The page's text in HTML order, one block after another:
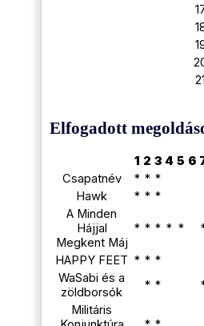
Elfogadott
1 2 3 4 5 6
Csapatnév
* * *
Hawk
* * *
A Minden
Hájjal
Megkent Máj
* * * * *
HAPPY FEET * * *
WaSabi és a
zöldborsók
* *
Militáris